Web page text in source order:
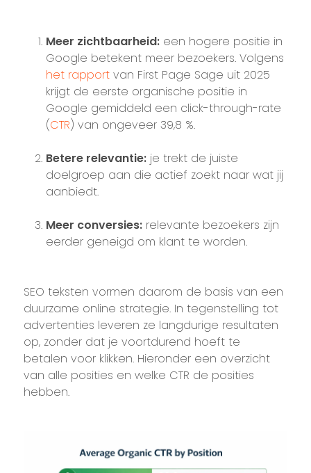
Meer zichtbaarheid: een hogere positie in
Google betekent meer bezoekers. Volgens
het rapport van First Page Sage uit 2025
krijgt de eerste organische positie in
Google gemiddeld een click-through-rate
(CTR) van ongeveer 39,8 %.
Betere relevantie: je trekt de juiste
doelgroep aan die actief zoekt naar wat jij
aanbiedt.
Meer conversies: relevante bezoekers zijn
eerder geneigd om klant te worden.
SEO teksten vormen daarom de basis van een
duurzame online strategie. In tegenstelling tot
advertenties leveren ze langdurige resultaten
op, zonder dat je voortdurend hoeft te
betalen voor klikken. Hieronder een overzicht
van alle posities en welke CTR de posities
hebben.